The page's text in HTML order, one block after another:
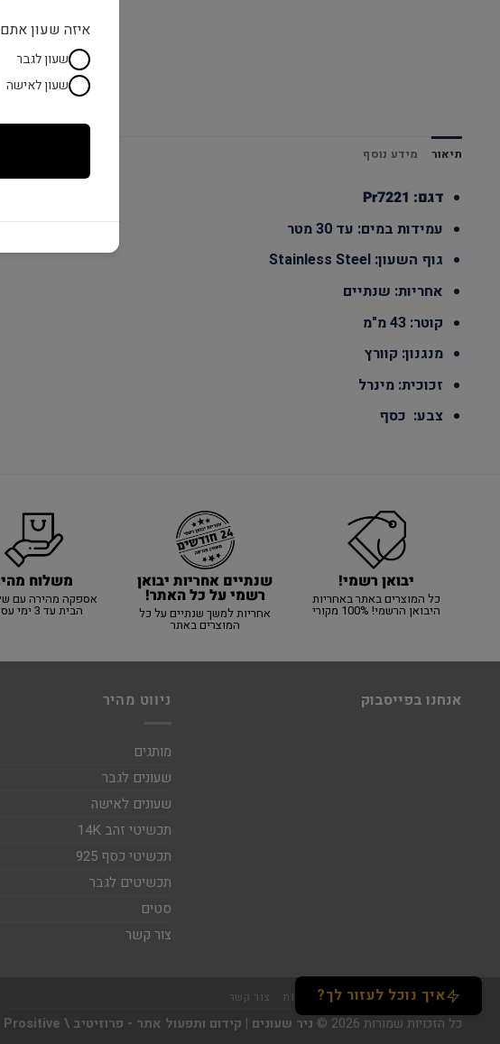
תיאור מידע נוסף
דגם: Pr7221
עמידות במים: עד 30 מטר
גוף השעון: Stainless Steel
אחריות: שנתיים
קוטר: 43 מ"מ
מנגנון: קוורץ
זכוכית: מינרל
צבע: כסף
יבואן רשמי!
כל המוצרים באתר באחריות
היבואן הרשמי! 100% מקורי
שנתיים אחריות יבואן
רשמי על כל האתר!
אחריות למשך שנתיים על כל
המוצרים באתר
משלוח
אספקה מהירה עם
הבית עד 3 ימי עסקים
אנחנו בפייסבוק ניווט מהיר
מותגים
שעונים לגבר
שעונים לאישה
תכשיטי זהב 14K
תכשיטי כסף 925
תכשיטים לגבר
סטים
צור קשר
אודות תקנון מידע נוסף נגישות צור קשר
כל הזכויות שמורות 2026 © ניר שעונים | קידום ותפעול אתר - פרוזיטיב \ Prositive
איך נוכל לעזור לך?
איזה שעון
שעון לגבר
שעון לאישה